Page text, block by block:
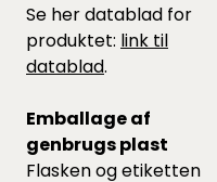
Se her datablad for
produktet: link til
datablad.
Emballage af
genbrugs plast
Flasken og etiketten